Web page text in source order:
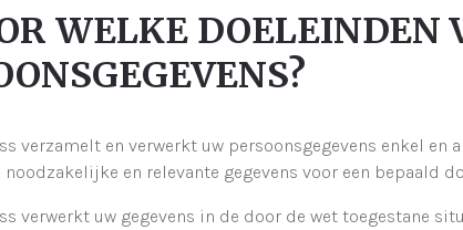
WELKE
verzamelt en verwerkt uw persoonsgegevens enkel
noodzakelijke en relevante gegevens voor een bepaald
verwerkt uw gegevens in de door de wet toegestane